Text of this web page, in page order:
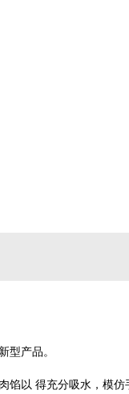
型产品。
馅以 得充分吸水，模仿